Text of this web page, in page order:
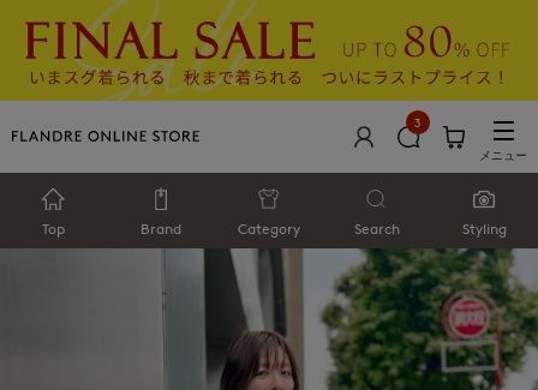
3
メニュー
Top Brand Category Search Styling